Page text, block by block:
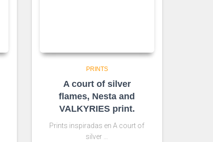
PRINTS
A court of silver
flames, Nesta and
VALKYRIES print.
Prints inspiradas en A court of
silver …